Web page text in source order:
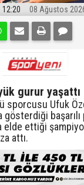
12:20 08 Ağustos
gurur yaşattı
sporcusu Ufuk
gösterdiği
elde ettiği
attı.